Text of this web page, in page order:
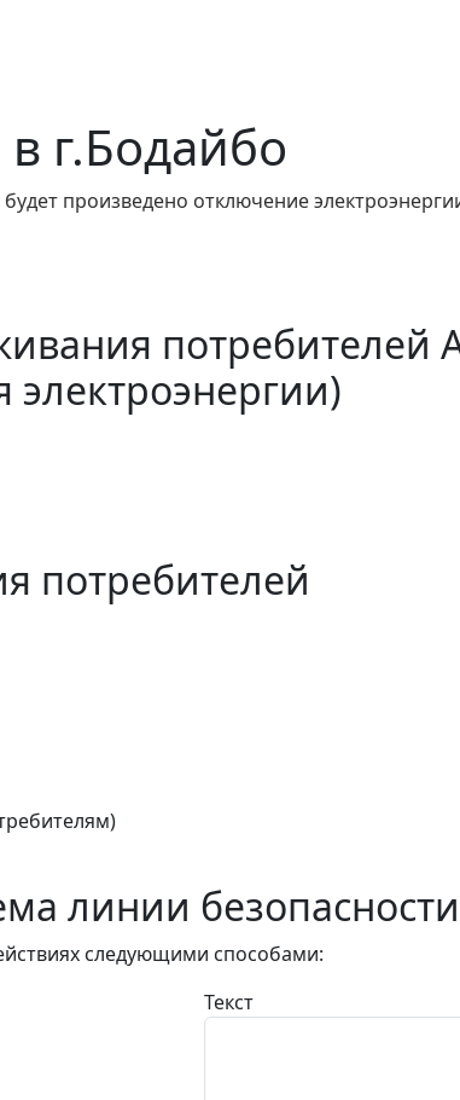
г.Бодайбо
произведено отключение
потребителей
потребителей
линии безопасности
следующими способами:
Текст